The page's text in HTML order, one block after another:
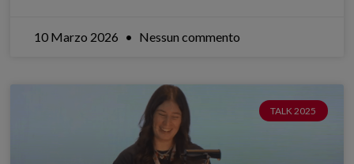
10 Marzo 2026 Nessun commento
TALK 2025